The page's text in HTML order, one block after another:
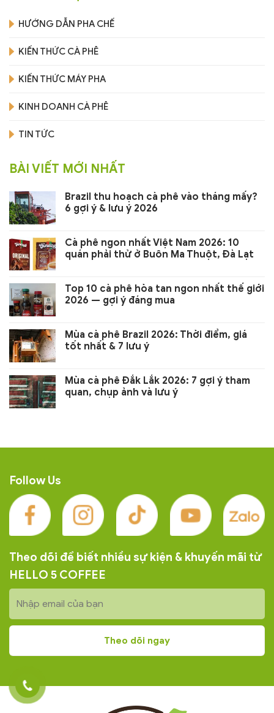
HƯỚNG DẪN PHA CHẾ
KIẾN THỨC CÀ PHÊ
KIẾN THỨC MÁY PHA
KINH DOANH CÀ PHÊ
TIN TỨC
BÀI VIẾT MỚI NHẤT
Brazil thu hoạch cà phê vào tháng mấy?
6 gợi ý & lưu ý 2026
Cà phê ngon nhất Việt Nam 2026: 10
quán phải thử ở Buôn Ma Thuột, Đà Lạt
Top 10 cà phê hòa tan ngon nhất thế giới
2026 — gợi ý đáng mua
Mùa cà phê Brazil 2026: Thời điểm, giá
tốt nhất & 7 lưu ý
Mùa cà phê Đắk Lắk 2026: 7 gợi ý tham
quan, chụp ảnh và lưu ý
Follow Us
Theo dõi để biết nhiều sự kiện & khuyến mãi từ
HELLO 5 COFFEE